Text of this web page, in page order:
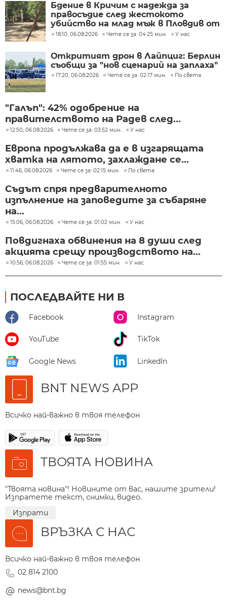
Бдение в Кричим с надежда за
правосъдие след жестокото
убийство на млад мъж в Пловдив от
тийнейджъри
18:10, 06.08.2026 Чете се за: 04:25 мин. У нас
Откритият дрон в Лайпциг: Берлин
съобщи за "нов сценарий на заплаха"
17:20, 06.08.2026 Чете се за: 02:17 мин. По света
"Галъп": 42% одобрение на
правителството на Радев след...
12:50, 06.08.2026 Чете се за: 03:52 мин. У нас
Европа продължава да е в изгарящата
хватка на лятото, захлаждане се...
11:46, 06.08.2026 Чете се за: 02:15 мин. По света
Съдът спря предварителното
изпълнение на заповедите за събаряне
на...
15:06, 06.08.2026 Чете се за: 01:02 мин. У нас
Повдигнаха обвинения на 8 души след
акцията срещу производството на...
10:56, 06.08.2026 Чете се за: 01:55 мин. У нас
ПОСЛЕДВАЙТЕ НИ В
Facebook Instagram
YouTube TikTok
Google News LinkedIn
BNT NEWS APP
Всичко най-важно в твоя телефон
ТВОЯТА НОВИНА
"Твоята новина"! Новините от вас, нашите зрители!
Изпратете текст, снимки, видео.
Изпрати
ВРЪЗКА С НАС
Всичко най-важно в твоя телефон
02 814 2100
news@bnt.bg